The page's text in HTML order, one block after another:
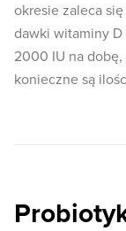
okresie zaleca
dawki witaminy
2000 IU na
konieczne są